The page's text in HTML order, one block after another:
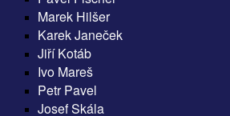
Marek Hilšer
Karek Janeček
Jiří Kotáb
Ivo Mareš
Petr Pavel
Josef Skála